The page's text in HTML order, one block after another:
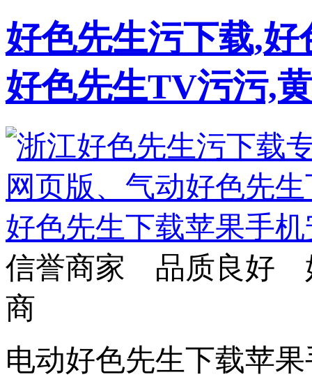
好色先生污下载,
好色先生TV污污,
信誉商家 品质良好
商
电动好色先生下载苹